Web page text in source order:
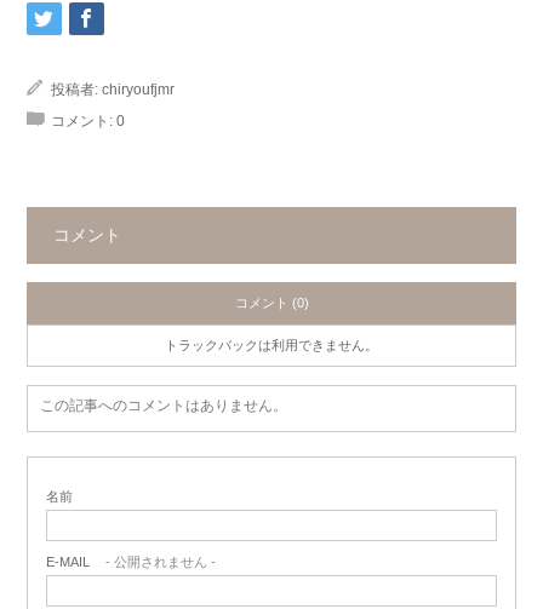
投稿者: chiryoufjmr
コメント: 0
コメント
コメント (0)
トラックバックは利用できません。
この記事へのコメントはありません。
名前
E-MAIL - 公開されません -